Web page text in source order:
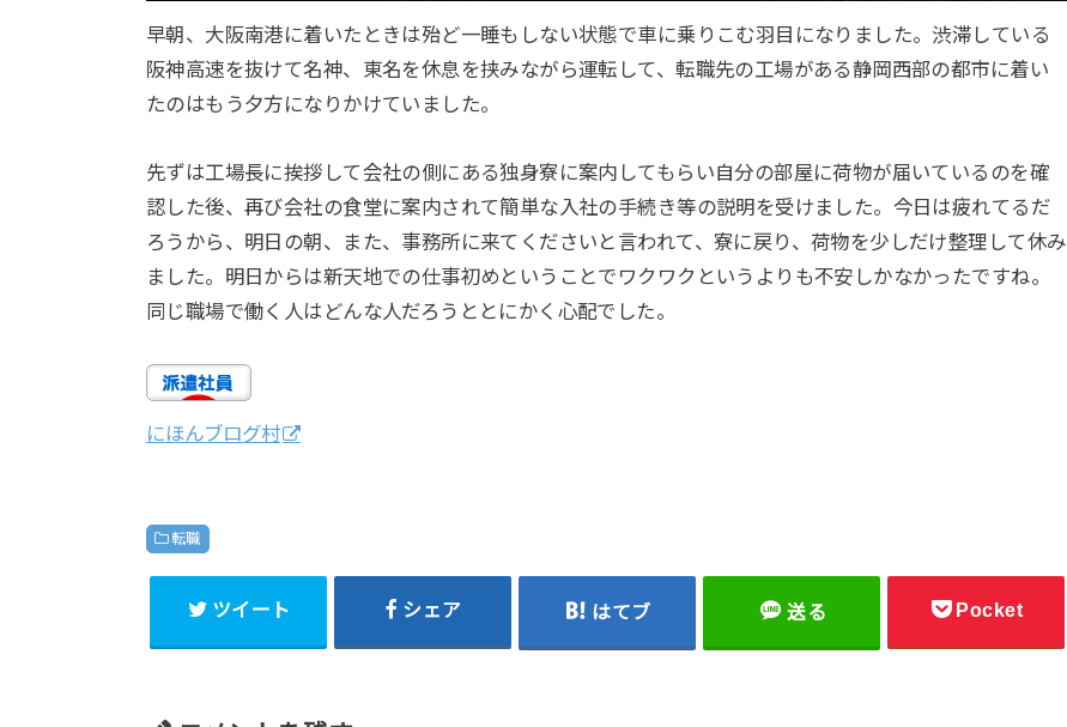
早朝、大阪南港に着いたときは殆ど一睡もしない状態で車に乗りこむ羽目になりました。渋滞している
阪神高速を抜けて名神、東名を休息を挟みながら運転して、転職先の工場がある静岡西部の都市に着い
たのはもう夕方になりかけていました。
先ずは工場長に挨拶して会社の側にある独身寮に案内してもらい自分の部屋に荷物が届いているのを確
認した後、再び会社の食堂に案内されて簡単な入社の手続き等の説明を受けました。今日は疲れてるだ
ろうから、明日の朝、また、事務所に来てくださいと言われて、寮に戻り、荷物を少しだけ整理して休み
ました。明日からは新天地での仕事初めということでワクワクというよりも不安しかなかったですね。
同じ職場で働く人はどんな人だろうととにかく心配でした。
にほんブログ村
転職
ツイート シェア はてブ 送る Pocket